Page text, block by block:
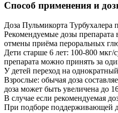
Способ применения и
Доза Пульмикорта Турбухалера
Рекомендуемые дозы
отмены приёма пероральных
Дети старше 6 лет: 100-800 мкг/
препарата можно принять за
У детей переход на
Взрослые: обычая доза
доза может быть увеличена до
В случае если рекомендуемая
При подборе поддерживающей